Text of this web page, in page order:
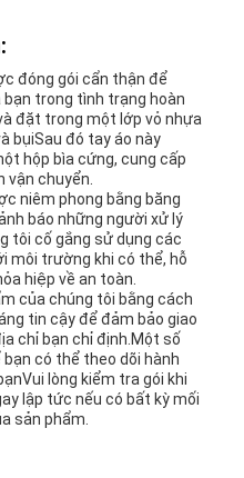
đóng gói cẩn thận để
trong tình trạng hoàn
đặt trong một lớp vỏ nhựa
bụiSau đó tay áo này
hộp bìa cứng, cung cấp
vận chuyển.
niêm phong bằng băng
báo những người xử lý
tôi cố gắng sử dụng các
môi trường khi có thể, hỗ
hiệp về an toàn.
của chúng tôi bằng cách
tin cậy để đảm bảo giao
chỉ bạn chỉ định.Một số
có thể theo dõi hành
lòng kiểm tra gói khi
lập tức nếu có bất kỳ mối
sản phẩm.